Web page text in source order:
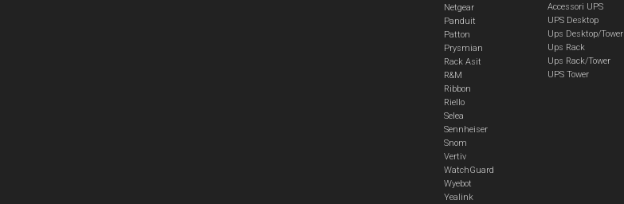
Netgear
Panduit
Patton
Prysmian
Rack Asit
R&M
Ribbon
Riello
Selea
Sennheiser
Snom
Vertiv
WatchGuard
Wyebot
Yealink
Accessori UPS
UPS Desktop
Ups Desktop/Tower
Ups Rack
Ups Rack/Tower
UPS Tower